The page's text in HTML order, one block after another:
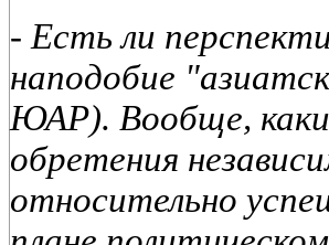
- Есть ли
наподобие
ЮАР). Вообще,
обретения
относительно